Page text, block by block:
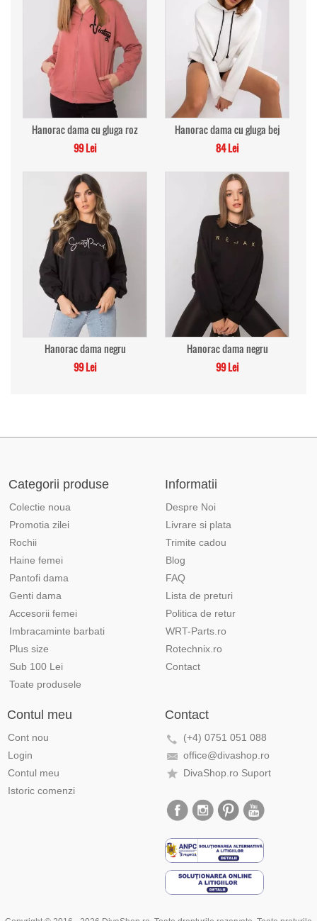
Hanorac dama cu gluga roz
99 Lei
Hanorac dama cu gluga bej
84 Lei
Hanorac dama negru
99 Lei
Hanorac dama negru
99 Lei
Categorii produse
Colectie noua
Promotia zilei
Rochii
Haine femei
Pantofi dama
Genti dama
Accesorii femei
Imbracaminte barbati
Plus size
Sub 100 Lei
Toate produsele
Informatii
Despre Noi
Livrare si plata
Trimite cadou
Blog
FAQ
Lista de preturi
Politica de retur
WRT-Parts.ro
Rotechnix.ro
Contact
Contul meu
Cont nou
Login
Contul meu
Istoric comenzi
Contact
(+4) 0751 051 088
office@divashop.ro
DivaShop.ro Suport